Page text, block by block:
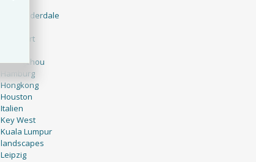
Fort Lauderdale
Frankfurt
Guangzhou
Hamburg
Hongkong
Houston
Italien
Key West
Kuala Lumpur
landscapes
Leipzig